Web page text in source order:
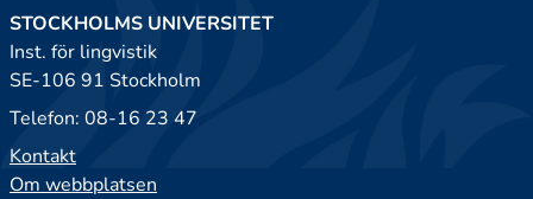
STOCKHOLMS UNIVERSITET
Inst. för lingvistik
SE-106 91 Stockholm
Telefon: 08-16 23 47
Kontakt
Om webbplatsen